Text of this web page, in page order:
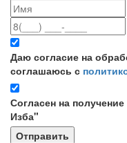
Даю согласие на
соглашаюсь с
Согласен на
Изба"